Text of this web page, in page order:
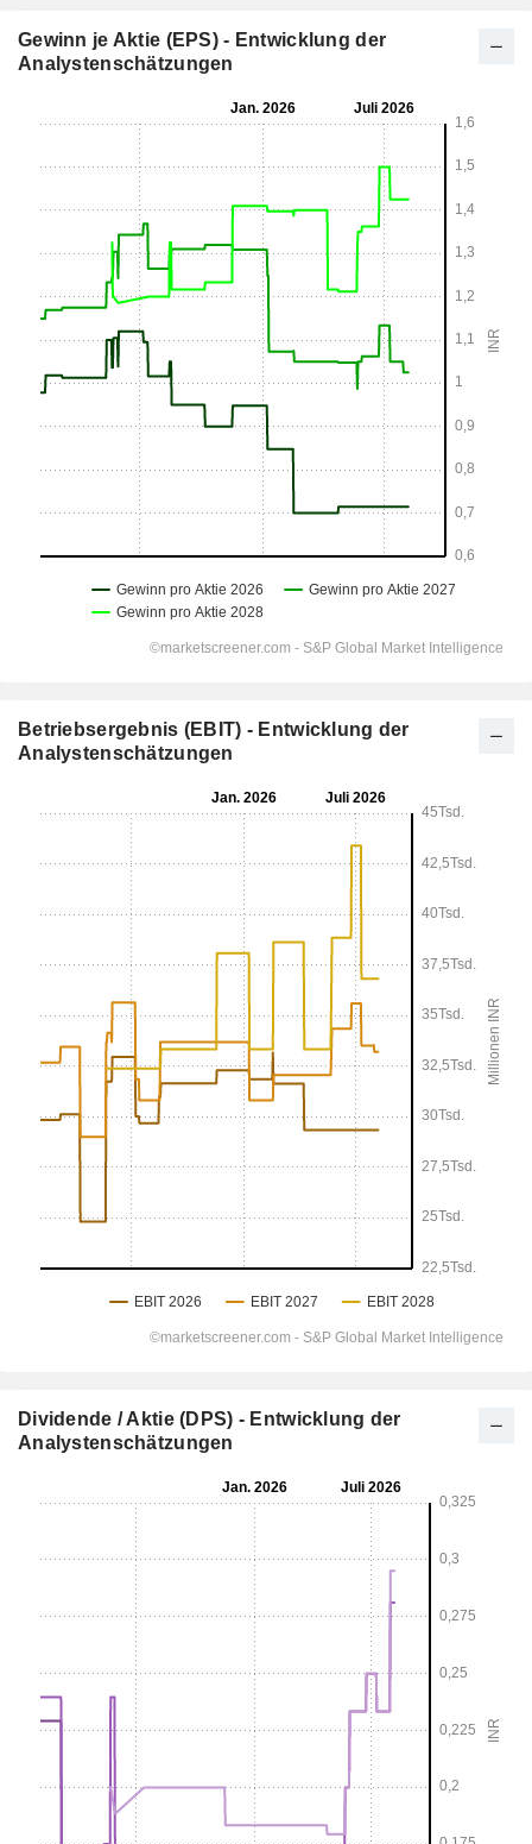
Gewinn je Aktie (EPS) - Entwicklung der
Analystenschätzungen
Betriebsergebnis (EBIT) - Entwicklung der
Analystenschätzungen
Dividende / Aktie (DPS) - Entwicklung der
Analystenschätzungen